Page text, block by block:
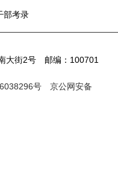
部考录
大街2号 邮编：100701
号
京公网安备